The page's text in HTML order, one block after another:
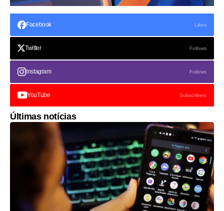
Facebook Likes
Twitter Follows
Instagram Follows
YouTube Subscribers
Últimas notícias